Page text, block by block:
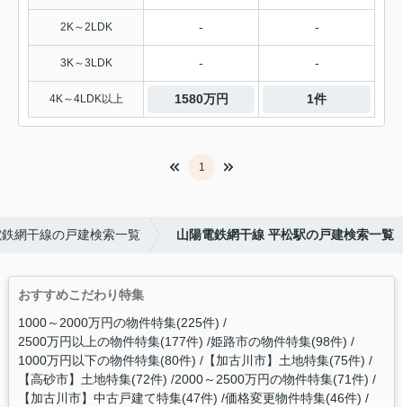
2K～2LDK - -
3K～3LDK - -
4K～4LDK以上 1580万円 1件
1
網干線の戸建検索一覧 山陽電鉄網干線 平松駅の戸建検索一覧
おすすめこだわり特集
1000～2000万円の物件特集(225件)
2500万円以上の物件特集(177件) 姫路市の物件特集(98件)
1000万円以下の物件特集(80件) 【加古川市】土地特集(75件)
【高砂市】土地特集(72件) 2000～2500万円の物件特集(71件)
【加古川市】中古戸建て特集(47件) 価格変更物件特集(46件)